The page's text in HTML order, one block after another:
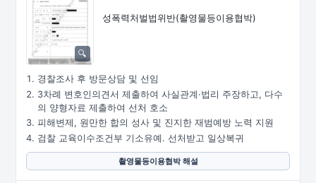
성폭력처벌법위반(촬영물등이용협박)
경찰조사 후 방문상담 및 선임
3차례 변호인의견서 제출하여 사실관계·법리 주장하고, 다수
의 양형자료 제출하여 선처 호소
피해변제, 원만한 합의 성사 및 진지한 재범예방 노력 지원
검찰 교육이수조건부 기소유예. 선처받고 일상복귀
촬영물등이용협박 해설